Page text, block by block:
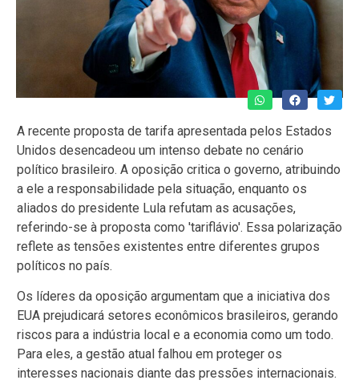
A recente proposta de tarifa apresentada pelos Estados
Unidos desencadeou um intenso debate no cenário
político brasileiro. A oposição critica o governo, atribuindo
a ele a responsabilidade pela situação, enquanto os
aliados do presidente Lula refutam as acusações,
referindo-se à proposta como 'tariflávio'. Essa polarização
reflete as tensões existentes entre diferentes grupos
políticos no país.
Os líderes da oposição argumentam que a iniciativa dos
EUA prejudicará setores econômicos brasileiros, gerando
riscos para a indústria local e a economia como um todo.
Para eles, a gestão atual falhou em proteger os
interesses nacionais diante das pressões internacionais.